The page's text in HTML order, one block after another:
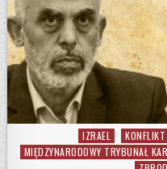
Posted in
IZRAEL
MIĘDZYNARODOWY TRYBUNAŁ